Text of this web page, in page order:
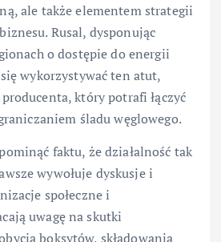
ale także elementem strategii
Rusal, dysponując
o dostępie do energii
wykorzystywać ten atut,
który potrafi łączyć
śladu węglowego.
faktu, że działalność tak
wywołuje dyskusje i
społeczne i
uwagę na skutki
boksytów, składowania